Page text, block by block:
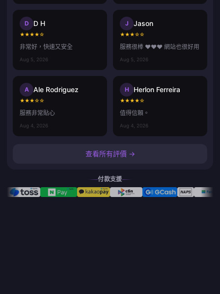
D D H
★★★★☆
非常好，快速又安全
Aug 5, 2026
J Jason
★★★☆☆
服務很棒 ❤️❤️❤️ 網站也很好用
Aug 5, 2026
A Ale Rodriguez
★★★☆☆
服務非常貼心
Aug 4, 2026
H Herlon Ferreira
★★★★☆
值得信賴。
Aug 4, 2026
查看所有評價 →
付款支援